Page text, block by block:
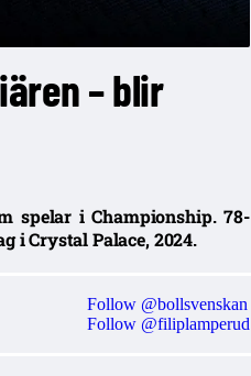
– blir
spelar i Championship. 78-
i Crystal Palace, 2024.
Follow @bollsvenskan
Follow @filiplamperud